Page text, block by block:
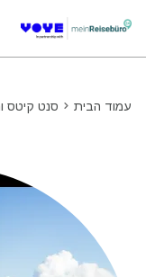
עמוד הבית סנט קיטס